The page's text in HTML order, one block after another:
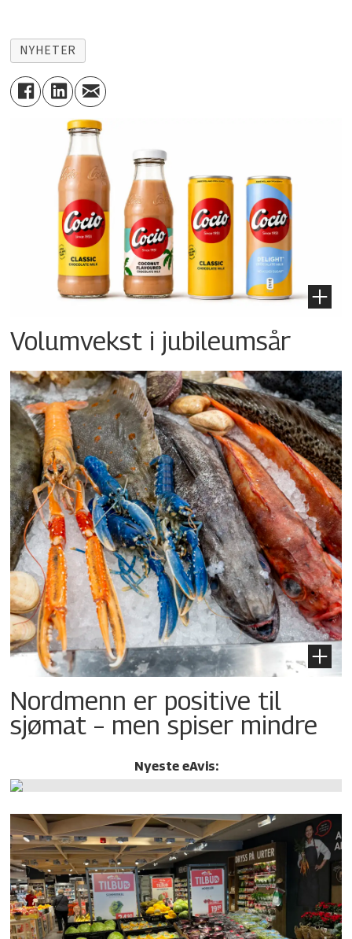
NYHETER
Volumvekst i jubileumsår
Nordmenn er positive til
sjømat – men spiser mindre
Nyeste eAvis: